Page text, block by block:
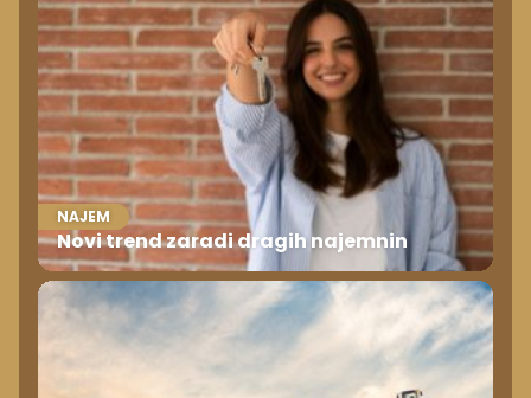
NAJEM
Novi trend zaradi dragih najemnin